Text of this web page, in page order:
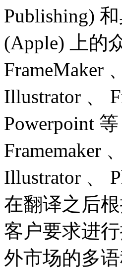
Publishing)
(Apple) 上的
FrameMaker
Illustrator 、
Powerpoint
Framemaker
Illustrator 、
在翻译之后
客户要求进
外市场的多